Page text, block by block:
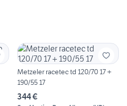
Metzeler racetec td 120/70 17 +
190/55 17
344 €